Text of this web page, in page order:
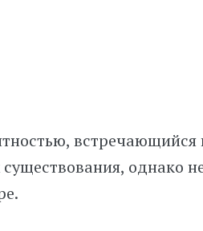
встречающийся
однако